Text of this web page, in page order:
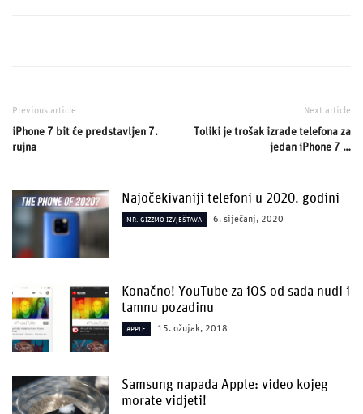
Previous article
iPhone 7 bit će predstavljen 7.
rujna
Next article
Toliki je trošak izrade telefona za
jedan iPhone 7 …
Najočekivaniji telefoni u 2020. godini
MR. GIZZMO IZVJEŠTAVA 6. siječanj, 2020
Konačno! YouTube za iOS od sada nudi i
tamnu pozadinu
APPLE 15. ožujak, 2018
Samsung napada Apple: video kojeg
morate vidjeti!